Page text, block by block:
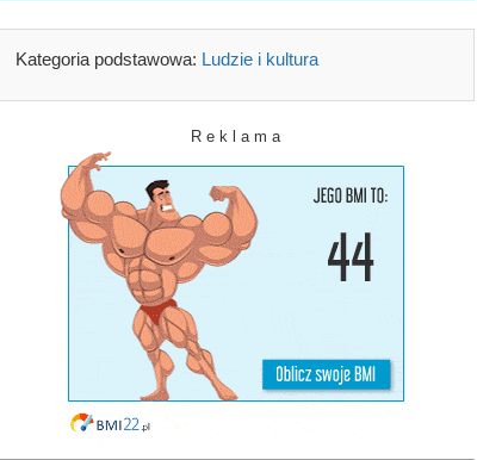
Kategoria podstawowa: Ludzie i kultura
R e k l a m a